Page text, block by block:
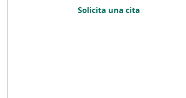
Solicita una cita